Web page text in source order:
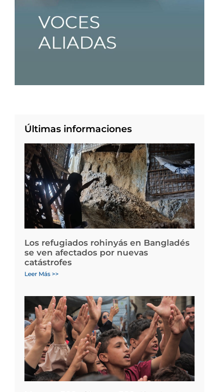
Últimas informaciones
Los refugiados rohinyás en Bangladés
se ven afectados por nuevas
catástrofes
Leer Más >>